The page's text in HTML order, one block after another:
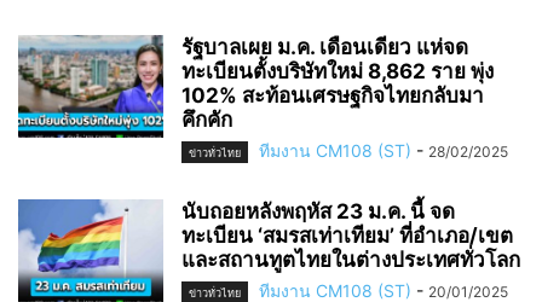
รัฐบาลเผย ม.ค. เดือนเดียว แห่จด
ทะเบียนตั้งบริษัทใหม่ 8,862 ราย พุ่ง
102% สะท้อนเศรษฐกิจไทยกลับมา
คึกคัก
ข่าวทั่วไทย ทีมงาน CM108 (ST) - 28/02/2025
นับถอยหลังพฤหัส 23 ม.ค. นี้ จด
ทะเบียน ‘สมรสเท่าเทียม’ ที่อำเภอ/เขต
และสถานทูตไทยในต่างประเทศทั่วโลก
ข่าวทั่วไทย ทีมงาน CM108 (ST) - 20/01/2025